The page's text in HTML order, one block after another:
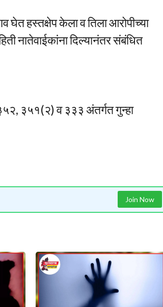
हस्तक्षेप केला व तिला आरोपीच्या
नातेवाईकांना दिल्यानंतर संबंधित
३५१(२) व ३३३ अंतर्गत गुन्हा
Join Now